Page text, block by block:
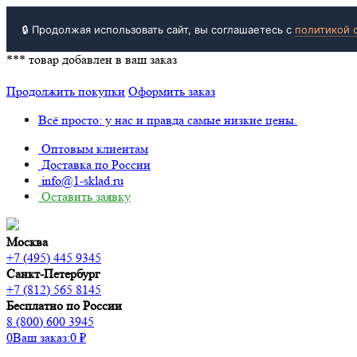
🔒 Продолжая использовать сайт, вы соглашаетесь с политикой
*** товар добавлен в ваш заказ
Продолжить покупки Оформить заказ
Всё просто: у нас и правда самые низкие цены.
Оптовым клиентам
Доставка по России
info@1-sklad.ru
Оставить заявку
Москва
+7 (495) 445 9345
Санкт-Петербург
+7 (812) 565 8145
Бесплатно по России
8 (800) 600 3945
0Ваш заказ:0 ₽